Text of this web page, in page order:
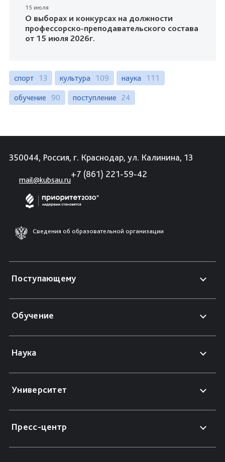
15 июля
О выборах и конкурсах на должности
профессорско-преподавательского состава
от 15 июля 2026г.
спорт 13 культура 109 наука 111
обучение 90 поступление 24
350044, Россия, г. Краснодар, ул. Калинина, 13
mail@kubsau.ru
+7 (861) 221-59-42
Сведения об образовательной организации
Поступающему
Обучение
Наука
Университет
Пресс-центр